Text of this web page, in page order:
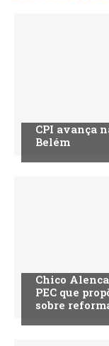
CPI avança
Belém
Chico
PEC que
sobre